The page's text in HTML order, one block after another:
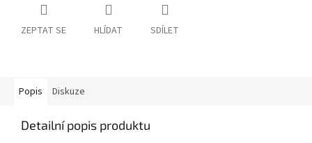
ZEPTAT SE HLÍDAT SDÍLET
Popis Diskuze
Detailní popis produktu